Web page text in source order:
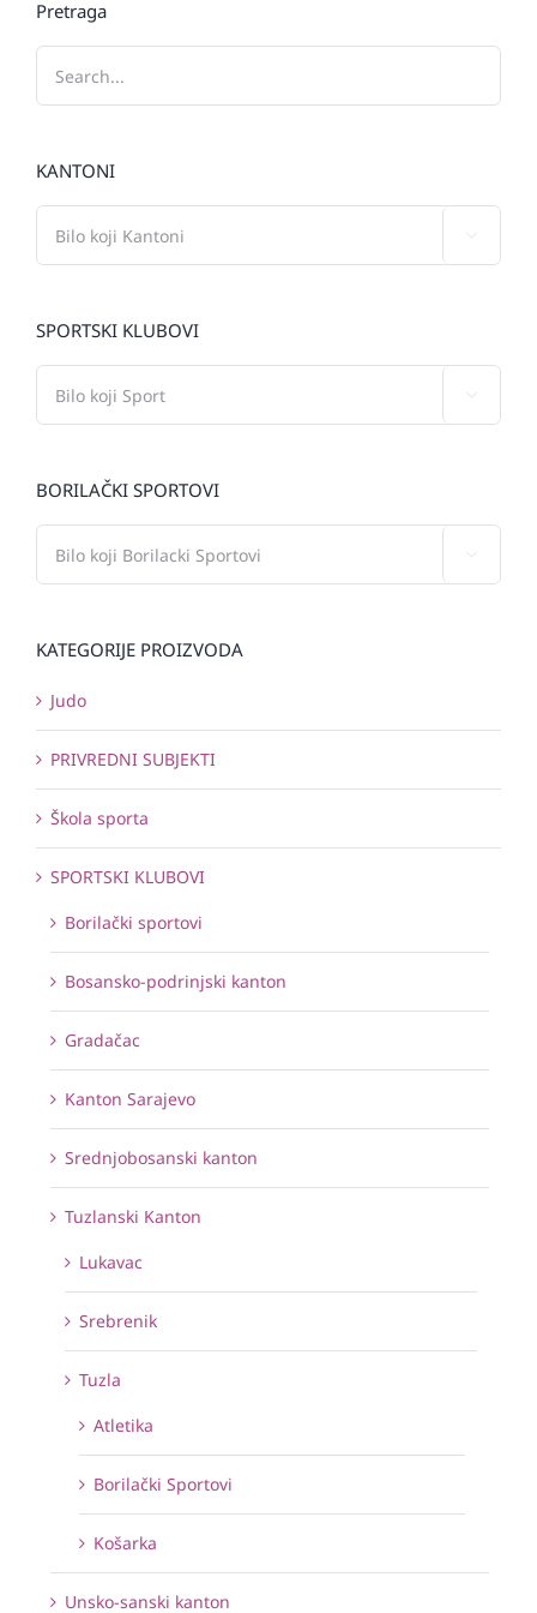
Pretraga
KANTONI
SPORTSKI KLUBOVI
BORILAČKI SPORTOVI
KATEGORIJE PROIZVODA
Judo
PRIVREDNI SUBJEKTI
Škola sporta
SPORTSKI KLUBOVI
Borilački sportovi
Bosansko-podrinjski kanton
Gradačac
Kanton Sarajevo
Srednjobosanski kanton
Tuzlanski Kanton
Lukavac
Srebrenik
Tuzla
Atletika
Borilački Sportovi
Košarka
Unsko-sanski kanton